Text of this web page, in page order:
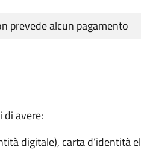
prevede alcun pagamento
di avere:
digitale), carta d’identità